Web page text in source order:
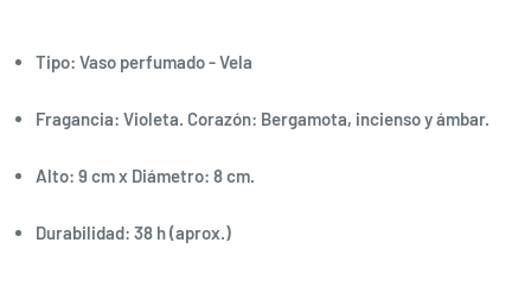
Tipo: Vaso perfumado - Vela
Fragancia: Violeta. Corazón: Bergamota, incienso y ámbar.
Alto: 9 cm x Diámetro: 8 cm.
Durabilidad: 38 h (aprox.)